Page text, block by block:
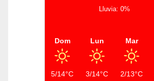
Lluvia: 0%
Dom
5/14°C
Lun
3/14°C
Mar
2/13°C